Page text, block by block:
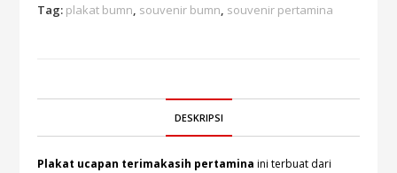
Tag: plakat bumn, souvenir bumn, souvenir pertamina
DESKRIPSI
Plakat ucapan terimakasih pertamina ini terbuat dari